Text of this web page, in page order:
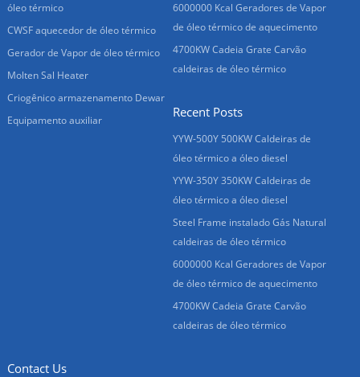
óleo térmico
CWSF aquecedor de óleo térmico
Gerador de Vapor de óleo térmico
Molten Sal Heater
Criogênico armazenamento Dewar
Equipamento auxiliar
6000000 Kcal Geradores de Vapor
de óleo térmico de aquecimento
4700KW Cadeia Grate Carvão
caldeiras de óleo térmico
Recent Posts
YYW-500Y 500KW Caldeiras de
óleo térmico a óleo diesel
YYW-350Y 350KW Caldeiras de
óleo térmico a óleo diesel
Steel Frame instalado Gás Natural
caldeiras de óleo térmico
6000000 Kcal Geradores de Vapor
de óleo térmico de aquecimento
4700KW Cadeia Grate Carvão
caldeiras de óleo térmico
Contact Us